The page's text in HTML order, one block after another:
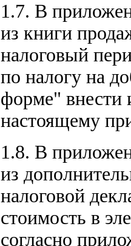
1.7. В
из книги
налоговый
по налогу на
форме" внести
настоящему
1.8. В
из
налоговой
стоимость в
согласно